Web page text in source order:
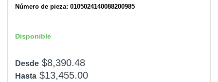
Número de pieza: 0105024140088200985
Disponible
Desde $8,390.48
Hasta $13,455.00